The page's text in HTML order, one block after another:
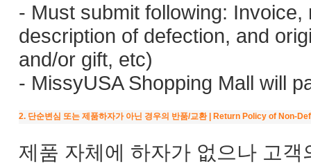
- Must submit following:
description of defection, and
and/or gift, etc)
- MissyUSA Shopping Mall will
2. 단순변심 또는 제품하자가 아닌 경우의 반품/교환 | Return Policy of Non-
제품 자체에 하자가 없으나 고